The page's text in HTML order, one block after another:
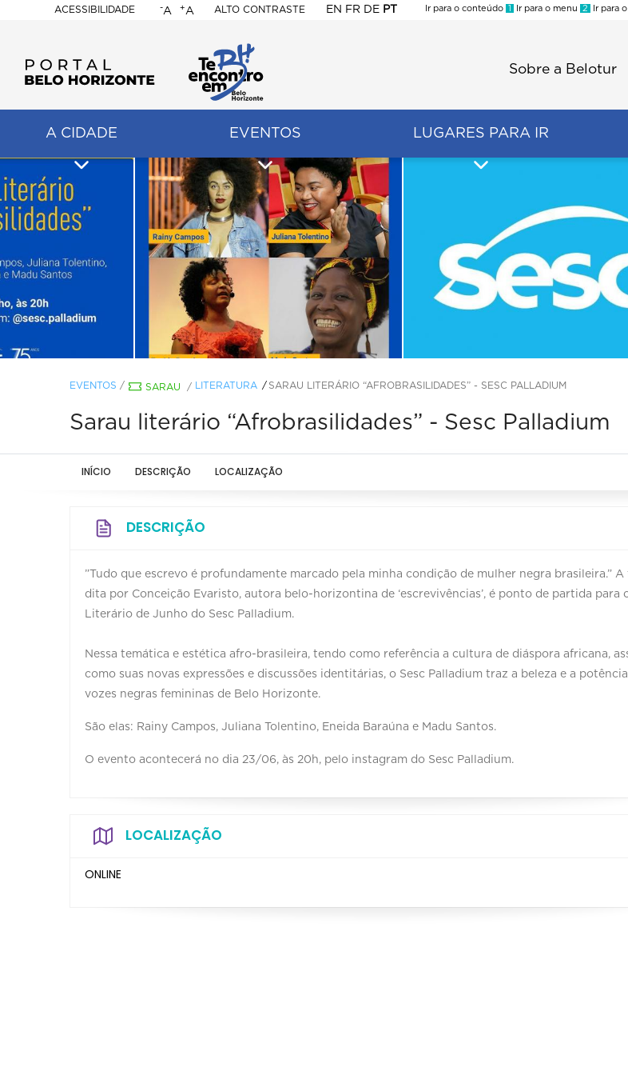
ACESSIBILIDADE
BELO
HORIZONTE
-A +A ALTO CONTRASTE EN FR DE PT
Ir para o conteúdo 1 Ir para o menu 2 Ir para
Sobre a Belotur
A CIDADE EVENTOS LUGARES PARA IR
EVENTOS / SARAU / LITERATURA SARAU LITERÁRIO “AFROBRASILIDADES” - SESC PALLADIUM
Sarau literário “Afrobrasilidades” - Sesc Palladium
INÍCIO DESCRIÇÃO LOCALIZAÇÃO
DESCRIÇÃO
”Tudo que escrevo é profundamente marcado pela minha condição de mulher negra brasileira.” A
dita por Conceição Evaristo, autora belo-horizontina de ‘escrevivências’, é ponto de partida para
Literário de Junho do Sesc Palladium.
Nessa temática e estética afro-brasileira, tendo como referência a cultura de diáspora africana,
como suas novas expressões e discussões identitárias, o Sesc Palladium traz a beleza e a
vozes negras femininas de Belo Horizonte.
São elas: Rainy Campos, Juliana Tolentino, Eneida Baraúna e Madu Santos.
O evento acontecerá no dia 23/06, às 20h, pelo instagram do Sesc Palladium.
LOCALIZAÇÃO
ONLINE